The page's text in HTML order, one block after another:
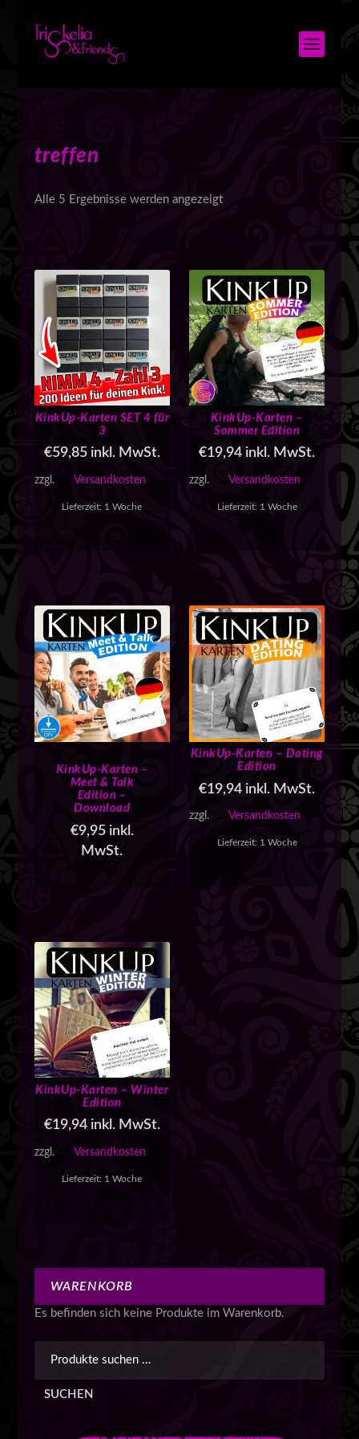
treffen
Alle 5 Ergebnisse werden angezeigtN
k
t
u
a
l
i
t
s
o
i
KinkUp-Karten SET 4 für
3
€59,85 inkl. MwSt.
zzgl. Versandkosten
Lieferzeit: 1 Woche
KinkUp-Karten –
Sommer Edition
€19,94 inkl. MwSt.
zzgl. Versandkosten
Lieferzeit: 1 Woche
KinkUp-Karten –
Meet & Talk
Edition –
Download
€9,95 inkl.
MwSt.
KinkUp-Karten – Dating
Edition
€19,94 inkl. MwSt.
zzgl. Versandkosten
Lieferzeit: 1 Woche
KinkUp-Karten – Winter
Edition
€19,94 inkl. MwSt.
zzgl. Versandkosten
Lieferzeit: 1 Woche
WARENKORB
Es befinden sich keine Produkte im Warenkorb.
SUCHEN